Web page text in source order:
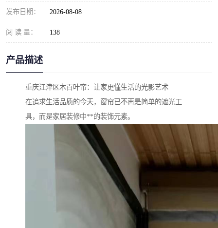
发布日期： 2026-08-08
阅 读 量： 138
产品描述
重庆江津区木百叶帘：让家更懂生活的光影艺术
在追求生活品质的今天，窗帘已不再是简单的遮光工
具，而是家居装修中**的装饰元素。